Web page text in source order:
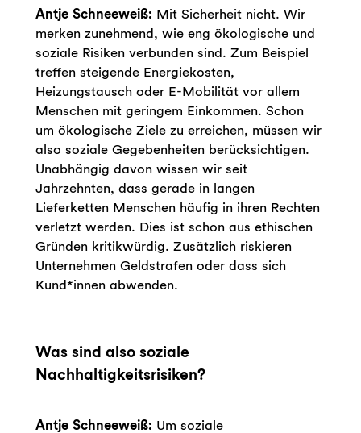
Antje Schneeweiß: Mit Sicherheit nicht. Wir
merken zunehmend, wie eng ökologische und
soziale Risiken verbunden sind. Zum Beispiel
treffen steigende Energiekosten,
Heizungstausch oder E-Mobilität vor allem
Menschen mit geringem Einkommen. Schon
um ökologische Ziele zu erreichen, müssen wir
also soziale Gegebenheiten berücksichtigen.
Unabhängig davon wissen wir seit
Jahrzehnten, dass gerade in langen
Lieferketten Menschen häufig in ihren Rechten
verletzt werden. Dies ist schon aus ethischen
Gründen kritikwürdig. Zusätzlich riskieren
Unternehmen Geldstrafen oder dass sich
Kund*innen abwenden.
Was sind also soziale
Nachhaltigkeitsrisiken?
Antje Schneeweiß: Um soziale